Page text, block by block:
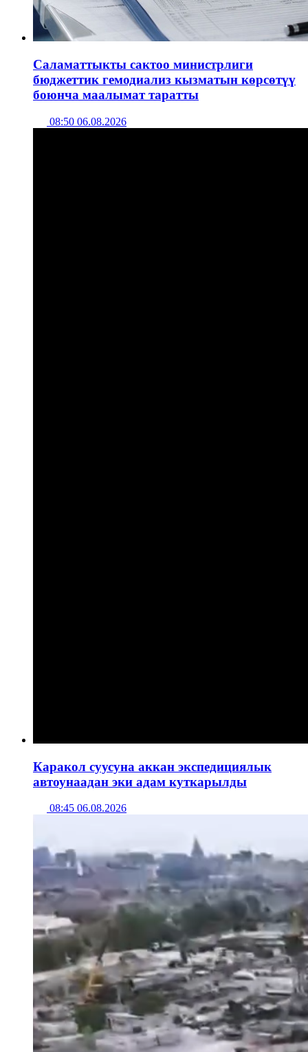
Саламаттыкты сактоо министрлиги
бюджеттик гемодиализ кызматын көрсөтүү
боюнча маалымат таратты
08:50 06.08.2026
Каракол суусуна аккан экспедициялык
автоунаадан эки адам куткарылды
08:45 06.08.2026